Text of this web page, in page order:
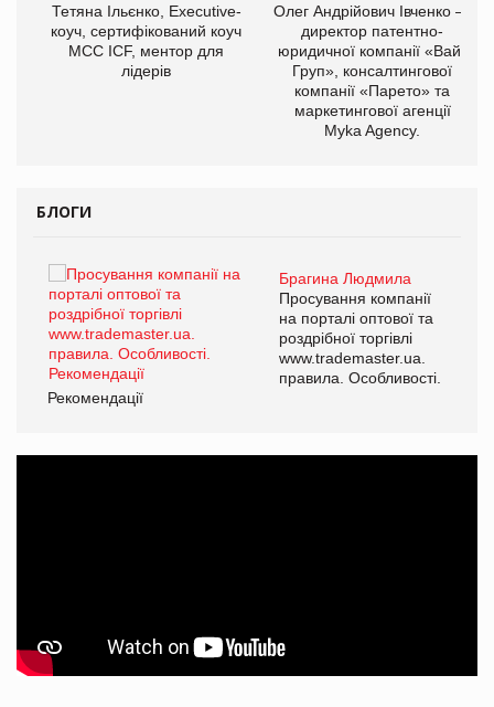
Тетяна Ільєнко, Executive-
коуч, сертифікований коуч
МСС ICF, ментор для
лідерів
Олег Андрійович Івченко —
директор патентно-
юридичної компанії «Вайз
Груп», консалтингової
компанії «Парето» та
маркетингової агенції
Myka Agency.
БЛОГИ
Брагина Людмила
Просування компанії
на порталі оптової та
роздрібної торгівлі
www.trademaster.ua.
правила. Особливості.
Рекомендації